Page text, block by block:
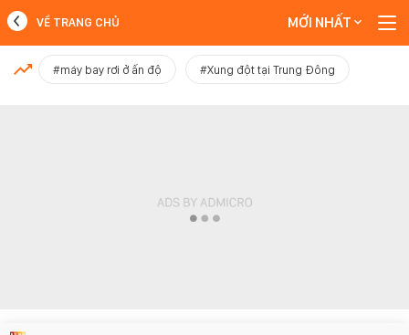
MỚI NHẤT
VỀ TRANG CHỦ MỚI NHẤT
#máy bay rơi ở ấn độ #Xung đột tại Trung Đông